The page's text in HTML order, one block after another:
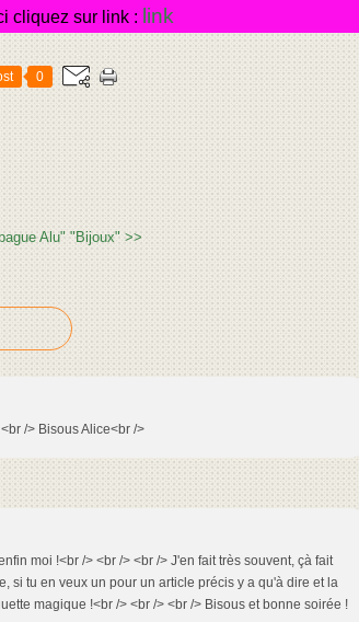
cliquez sur link : link
0
Alu" "Bijoux" >>
/> Bisous Alice<br />
moi !<br /> <br /> <br /> J'en fait très souvent, çà fait
si tu en veux un pour un article précis y a qu'à dire et la
magique !<br /> <br /> <br /> Bisous et bonne soirée !